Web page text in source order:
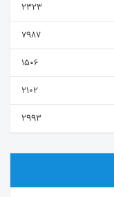
2323
7987
1506
2102
2993